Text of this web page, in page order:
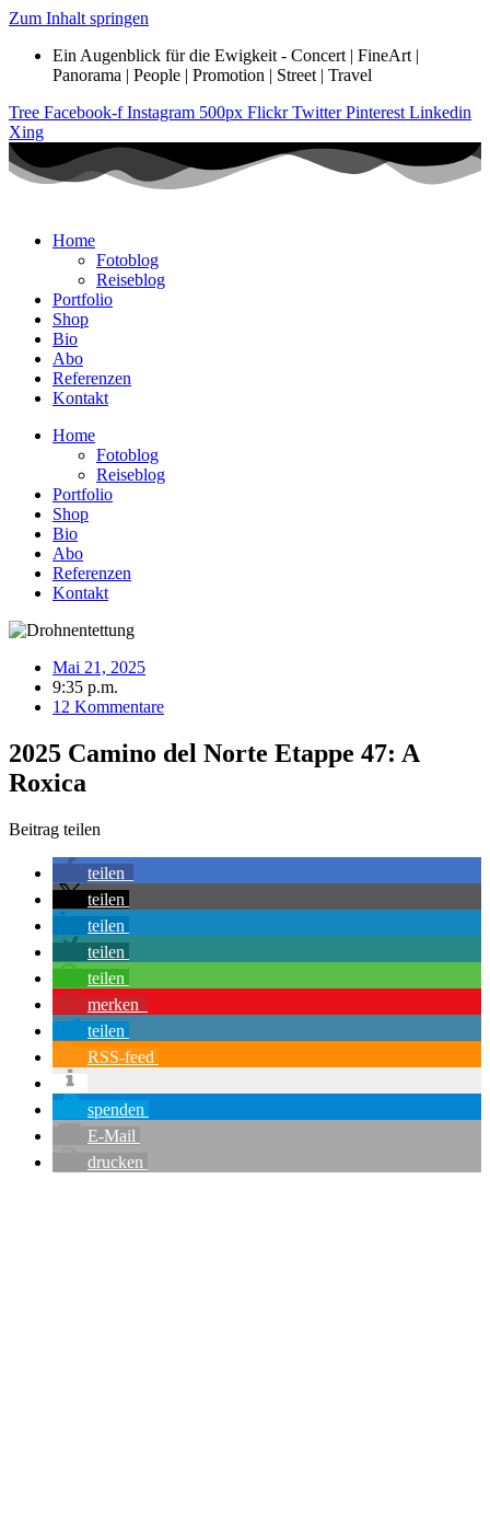
Zum Inhalt springen
Ein Augenblick für die Ewigkeit - Concert | FineArt |
Panorama | People | Promotion | Street | Travel
Tree Facebook-f Instagram 500px Flickr Twitter Pinterest Linkedin
Xing
Home
Fotoblog
Reiseblog
Portfolio
Shop
Bio
Abo
Referenzen
Kontakt
Home
Fotoblog
Reiseblog
Portfolio
Shop
Bio
Abo
Referenzen
Kontakt
Mai 21, 2025
9:35 p.m.
12 Kommentare
2025 Camino del Norte Etappe 47: A
Roxica
Beitrag teilen
teilen
teilen
teilen
teilen
teilen
merken
teilen
RSS-feed
spenden
E-Mail
drucken